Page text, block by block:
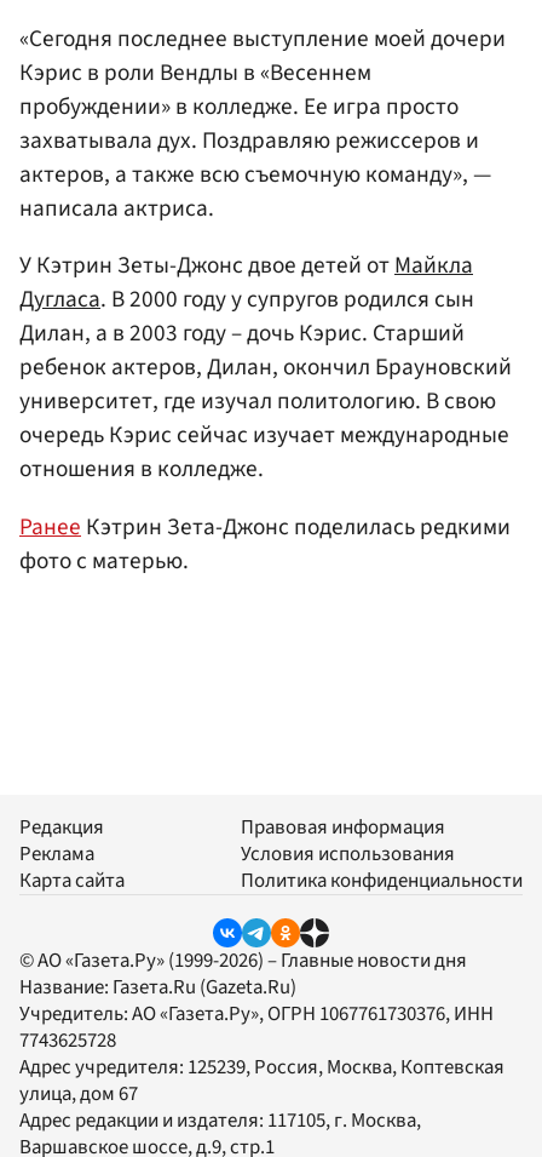
«Сегодня последнее выступление моей дочери
Кэрис в роли Вендлы в «Весеннем
пробуждении» в колледже. Ее игра просто
захватывала дух. Поздравляю режиссеров и
актеров, а также всю съемочную команду», —
написала актриса.
У Кэтрин Зеты-Джонс двое детей отМайкла
Дугласа. В 2000 году у супругов родился сын
Дилан, а в 2003 году – дочь Кэрис. Старший
ребенок актеров, Дилан, окончил Брауновский
университет, где изучал политологию. В свою
очередь Кэрис сейчас изучает международные
отношения в колледже.
Ранее Кэтрин Зета-Джонс поделилась редкими
фото с матерью.
Редакция
Реклама
Карта сайта
Правовая информация
Условия использования
Политика конфиденциальности
© АО «Газета.Ру» (1999-2026) – Главные новости дня
Название: Газета.Ru (Gazeta.Ru)
Учредитель:АО «Газета.Ру», ОГРН 1067761730376, ИНН
7743625728
Адрес учредителя: 125239, Россия, Москва, Коптевская
улица, дом 67
Адрес редакции и издателя: 117105, г. Москва,
Варшавское шоссе, д.9, стр.1